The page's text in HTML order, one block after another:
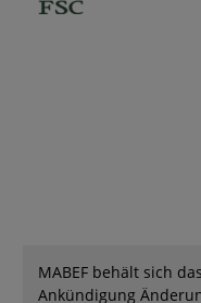
MABEF behält sich
Ankündigung